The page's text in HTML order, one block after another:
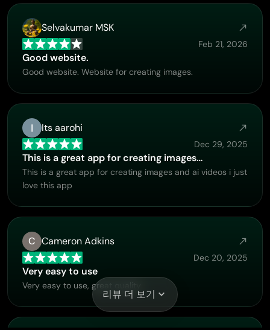
Selvakumar MSK
Feb 21, 2026
Good website.
Good website. Website for creating images.
Its aarohi
Dec 29, 2025
This is a great app for creating images…
This is a great app for creating images and ai videos i just
love this app
C Cameron Adkins
Dec 20, 2025
Very easy to use
Very easy to use, great quality
리뷰 더 보기